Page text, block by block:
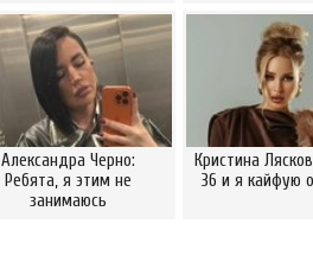
Александра Черно:
Ребята, я этим не
занимаюсь
Кристина
36 и я кайфую